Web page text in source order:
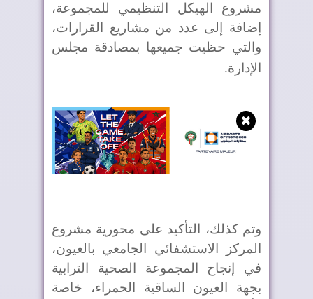
مشروع الهيكل التنظيمي للمجموعة،
إضافة إلى عدد من مشاريع القرارات،
والتي حظيت جميعها بمصادقة مجلس
الإدارة.
✖
وتم كذلك، التأكيد على محورية مشروع
المركز الاستشفائي الجامعي بالعيون،
في إنجاح المجموعة الصحية الترابية
بجهة العيون الساقية الحمراء، خاصة